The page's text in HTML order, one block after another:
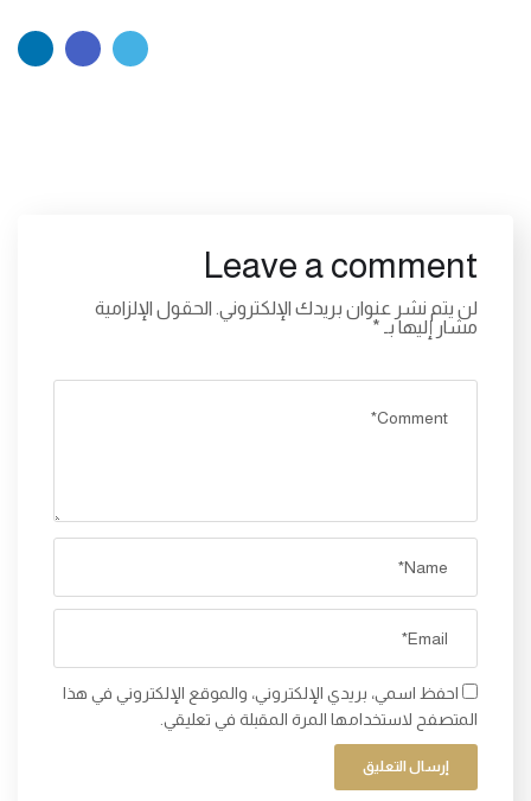
Leave a comment
لن يتم نشر عنوان بريدك الإلكتروني. الحقول الإلزامية
مشار إليها بـ *
احفظ اسمي، بريدي الإلكتروني، والموقع الإلكتروني في هذا
المتصفح لاستخدامها المرة المقبلة في تعليقي.